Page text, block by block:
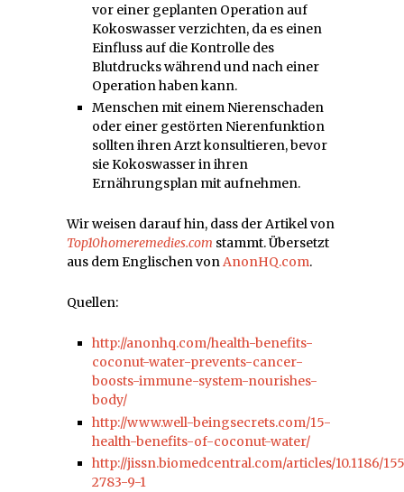
vor einer geplanten Operation auf
Kokoswasser verzichten, da es einen
Einfluss auf die Kontrolle des
Blutdrucks während und nach einer
Operation haben kann.
Menschen mit einem Nierenschaden
oder einer gestörten Nierenfunktion
sollten ihren Arzt konsultieren, bevor
sie Kokoswasser in ihren
Ernährungsplan mit aufnehmen.
Wir weisen darauf hin, dass der Artikel von
Top10homeremedies.com stammt. Übersetzt
aus dem Englischen vonAnonHQ.com.
Quellen:
http://anonhq.com/health-benefits-
coconut-water-prevents-cancer-
boosts-immune-system-nourishes-
body/
http://www.well-beingsecrets.com/15-
health-benefits-of-coconut-water/
http://jissn.biomedcentral.com/articles/10.1186/
2783-9-1